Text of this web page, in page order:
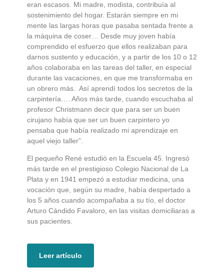
eran escasos. Mi madre, modista, contribuía al
sostenimiento del hogar. Estarán siempre en mi
mente las largas horas que pasaba sentada frente a
la máquina de coser… Desde muy joven había
comprendido el esfuerzo que ellos realizaban para
darnos sustento y educación, y a partir de los 10 o 12
años colaboraba en las tareas del taller, en especial
durante las vacaciones, en que me transformaba en
un obrero más. Así aprendí todos los secretos de la
carpintería…. Años más tarde, cuando escuchaba al
profesor Christmann decir que para ser un buen
cirujano había que ser un buen carpintero yo
pensaba que había realizado mi aprendizaje en
aquel viejo taller”.
El pequeño René estudió en la Escuela 45. Ingresó
más tarde en el prestigioso Colegio Nacional de La
Plata y en 1941 empezó a estudiar medicina, una
vocación que, según su madre, había despertado a
los 5 años cuando acompañaba a su tío, el doctor
Arturo Cándido Favaloro, en las visitas domiciliaras a
sus pacientes.
Leer artículo